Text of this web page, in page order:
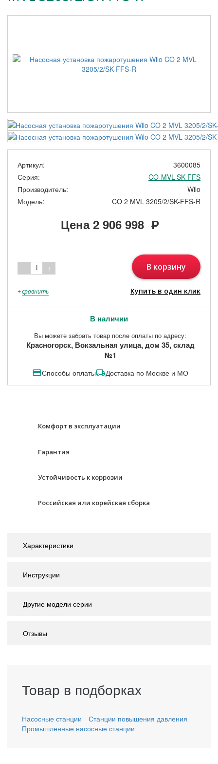
Артикул:
3600085
Серия:
CO-MVL-SK-FFS
Производитель:
Wilo
Модель:
CO 2 MVL 3205/2/SK-FFS-R
Цена2 906 998 Р
- 1 + В корзину
+сравнить Купить в один клик
В наличии
Вы можете забрать товар после оплаты по адресу:
Красногорск, Вокзальная улица, дом 35, склад
№1
Способы оплаты Доставка по Москве и МО
Комфорт в эксплуатации
Гарантия
Устойчивость к коррозии
Российская или корейская сборка
Характеристики
Инструкции
Другие модели серии
Отзывы
Товар в подборках
Насосные станции
Станции повышения давления
Промышленные насосные станции